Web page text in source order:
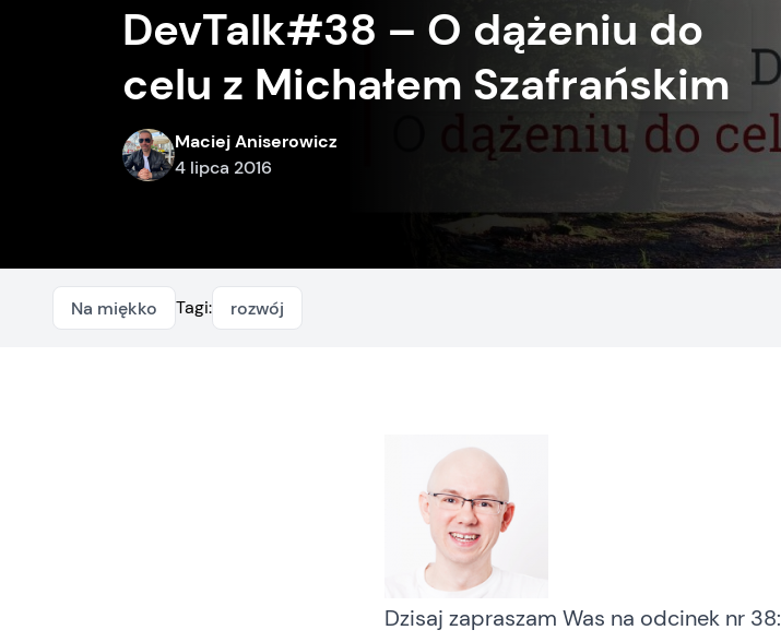
DevTalk#38 – O dążeniu do
celu z Michałem Szafrańskim
Maciej Aniserowicz
4 lipca 2016
Na miękko Tagi: rozwój
Dzisaj zapraszam Was na odcinek nr 38: